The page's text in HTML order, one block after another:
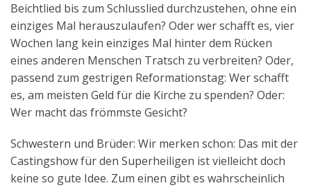
Beichtlied bis zum Schlusslied durchzustehen, ohne ein
einziges Mal herauszulaufen? Oder wer schafft es, vier
Wochen lang kein einziges Mal hinter dem Rücken
eines anderen Menschen Tratsch zu verbreiten? Oder,
passend zum gestrigen Reformationstag: Wer schafft
es, am meisten Geld für die Kirche zu spenden? Oder:
Wer macht das frömmste Gesicht?
Schwestern und Brüder: Wir merken schon: Das mit der
Castingshow für den Superheiligen ist vielleicht doch
keine so gute Idee. Zum einen gibt es wahrscheinlich